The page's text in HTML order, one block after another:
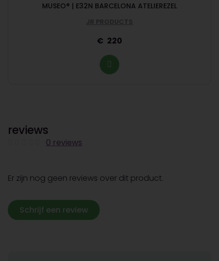
MUSEO® | E32N BARCELONA ATELIEREZEL
JR PRODUCTS
220
reviews
0 reviews
Er zijn nog geen reviews over dit product.
Schrijf een review